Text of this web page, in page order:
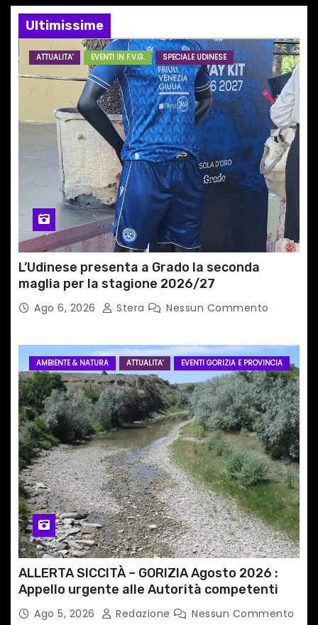
e
a
r
i
c
l
i
Ultimissime
ATTUALITA' EVENTI IN F.V.G. SPECIALE UDINESE
L’Udinese presenta a Grado la seconda
maglia per la stagione 2026/27
Ago 6, 2026 Stera Nessun Commento
AMBIENTE & NATURA ATTUALITA' EVENTI GORIZIA E PROVINCIA
ALLERTA SICCITÀ – GORIZIA Agosto 2026 :
Appello urgente alle Autorità competenti
Ago 5, 2026 Redazione Nessun Commento